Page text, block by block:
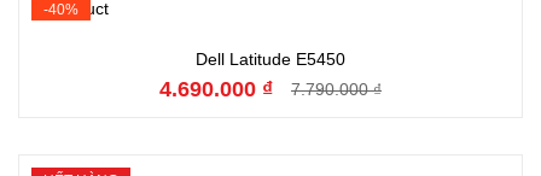
Đặt hàng
-40%
Dell Latitude E5450
4.690.000 ₫ 7.790.000 ₫